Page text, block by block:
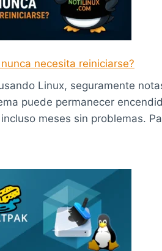
necesita reiniciarse?
Linux, seguramente
puede permanecer
meses sin problemas.